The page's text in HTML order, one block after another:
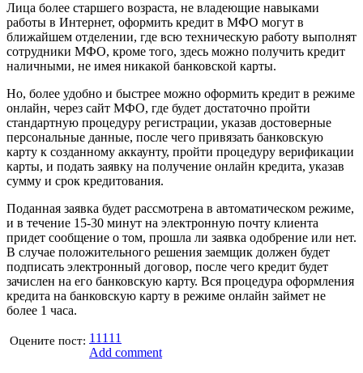
Лица более старшего возраста, не владеющие навыками
работы в Интернет, оформить кредит в МФО могут в
ближайшем отделении, где всю техническую работу выполнят
сотрудники МФО, кроме того, здесь можно получить кредит
наличными, не имея никакой банковской карты.
Но, более удобно и быстрее можно оформить кредит в режиме
онлайн, через сайт МФО, где будет достаточно пройти
стандартную процедуру регистрации, указав достоверные
персональные данные, после чего привязать банковскую
карту к созданному аккаунту, пройти процедуру верификации
карты, и подать заявку на получение онлайн кредита, указав
сумму и срок кредитования.
Поданная заявка будет рассмотрена в автоматическом режиме,
и в течение 15-30 минут на электронную почту клиента
придет сообщение о том, прошла ли заявка одобрение или нет.
В случае положительного решения заемщик должен будет
подписать электронный договор, после чего кредит будет
зачислен на его банковскую карту. Вся процедура оформления
кредита на банковскую карту в режиме онлайн займет не
более 1 часа.
Оцените пост: 1 1 1 1 1
Add comment